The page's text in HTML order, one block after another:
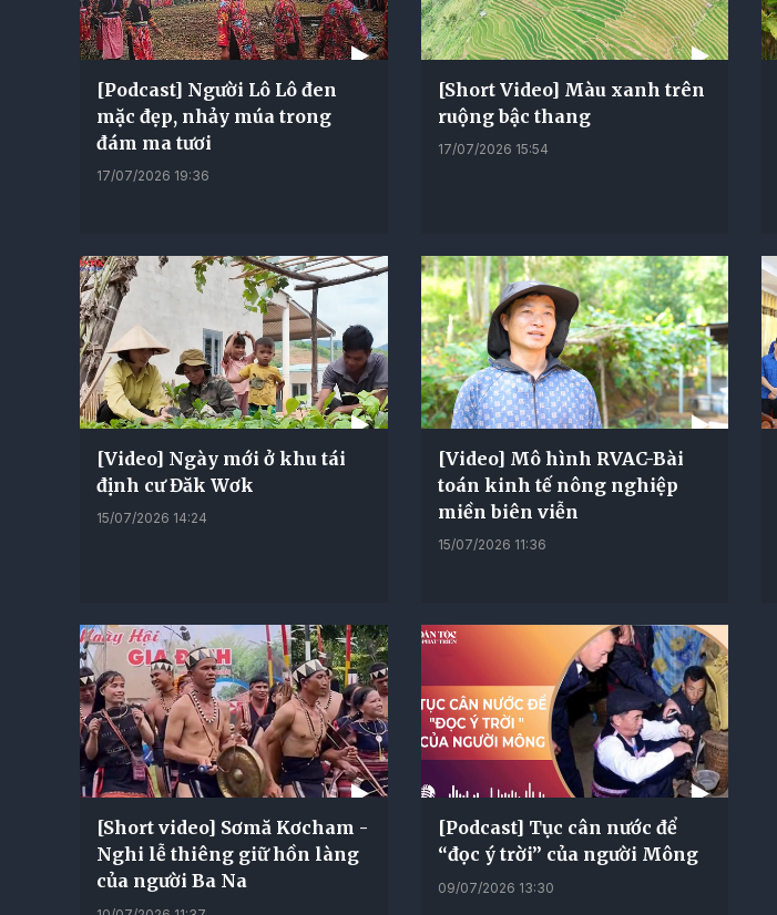
[Podcast] Người Lô Lô đen
mặc đẹp, nhảy múa trong
đám ma tươi
17/07/2026 19:36
[Short Video] Màu xanh trên
ruộng bậc thang
17/07/2026 15:54
[Video] Ngày mới ở khu tái
định cư Đăk Wơk
15/07/2026 14:24
[Video] Mô hình RVAC-Bài
toán kinh tế nông nghiệp
miền biên viễn
15/07/2026 11:36
[Short video] Sơmă Kơcham -
Nghi lễ thiêng giữ hồn làng
của người Ba Na
[Podcast] Tục cân nước để
“đọc ý trời” của người Mông
09/07/2026 13:30